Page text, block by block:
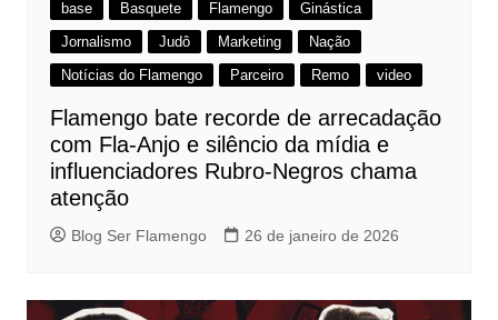
base Basquete Flamengo
Ginástica
Jornalismo
Judô Marketing
Nação
Notícias do Flamengo
Parceiro Remo video
Flamengo bate recorde de arrecadação
com Fla-Anjo e silêncio da mídia e
influenciadores Rubro-Negros chama
atenção
Blog Ser Flamengo 26 de janeiro de 2026